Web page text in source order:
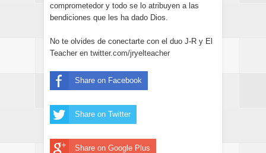
comprometedor y todo se lo atribuyen a las
bendiciones que les ha dado Dios.
No te olvides de conectarte con el duo J-R y El
Teacher en twitter.com/jryelteacher
Share on Facebook
Share on Twitter
Share on Google Plus